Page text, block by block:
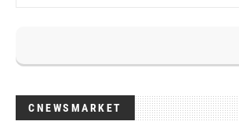
CNEWSMARKET